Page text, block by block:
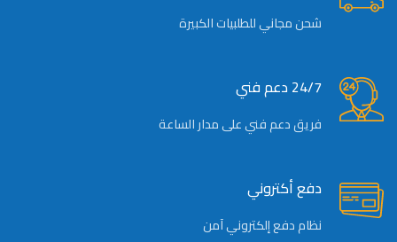
شحن مجاني للطلبيات الكبيرة
24/7 دعم فني
فريق دعم فني على مدار الساعة
دفع أكتروني
نظام دفع إلكتروني آمن